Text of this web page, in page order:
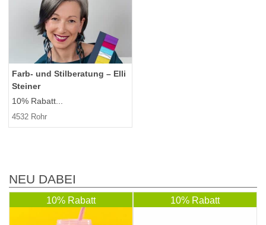
Farb- und Stilberatung – Elli
Steiner
10% Rabatt...
4532 Rohr
NEU DABEI
10% Rabatt 10% Rabatt